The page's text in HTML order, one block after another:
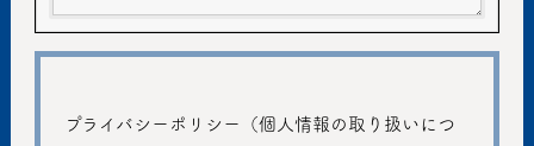
プライバシーポリシー（個人情報の取り扱いにつ